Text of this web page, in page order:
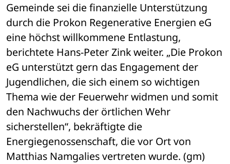
Gemeinde sei die finanzielle Unterstützung
durch die Prokon Regenerative Energien eG
eine höchst willkommene Entlastung,
berichtete Hans-Peter Zink weiter. „Die Prokon
eG unterstützt gern das Engagement der
Jugendlichen, die sich einem so wichtigen
Thema wie der Feuerwehr widmen und somit
den Nachwuchs der örtlichen Wehr
sicherstellen“, bekräftigte die
Energiegenossenschaft, die vor Ort von
Matthias Namgalies vertreten wurde. (gm)